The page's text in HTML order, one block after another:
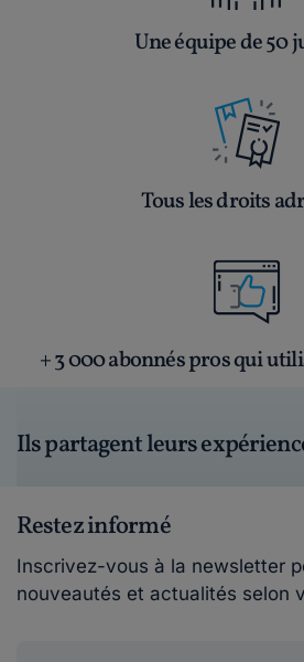
Une équipe de 50
Tous les droits
+ 3 000 abonnés pros qui
Ils partagent leurs
Restez informé
Inscrivez-vous à la newsletter
nouveautés et actualités selon